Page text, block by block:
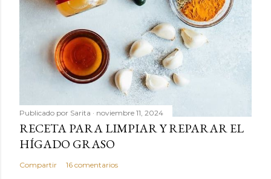
Publicado por Sarita noviembre 11, 2024
RECETA PARA LIMPIAR Y REPARAR EL
HÍGADO GRASO
Compartir 16 comentarios